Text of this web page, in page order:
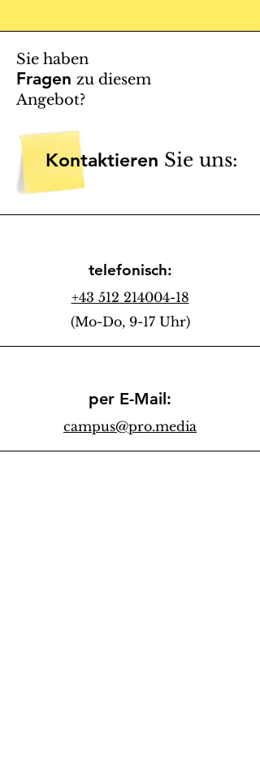
Sie haben
Fragen zu diesem
Angebot?
Kontaktieren Sie uns:
telefonisch:
+43 512 214004-18
(Mo-Do, 9-17 Uhr)
per E-Mail:
campus@pro.media